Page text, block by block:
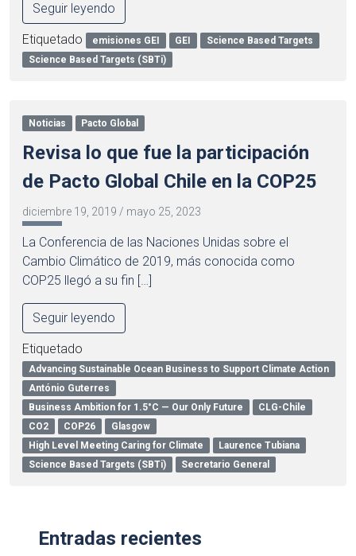
Seguir leyendo
Etiquetado emisiones GEI GEI
Science Based Targets
Science Based Targets (SBTi)
Noticias Pacto Global
Revisa lo que fue la participación
de Pacto Global Chile en la COP25
diciembre 19, 2019 / mayo 25, 2023
La Conferencia de las Naciones Unidas sobre el
Cambio Climático de 2019, más conocida como
COP25 llegó a su fin […]
Seguir leyendo
Etiquetado
Advancing Sustainable Ocean Business to Support Climate Action
António Guterres
Business Ambition for 1.5°C — Our Only Future
CLG-Chile
CO2
COP26
Glasgow
High Level Meeting Caring for Climate
Laurence Tubiana
Science Based Targets (SBTi)
Secretario General
Entradas recientes